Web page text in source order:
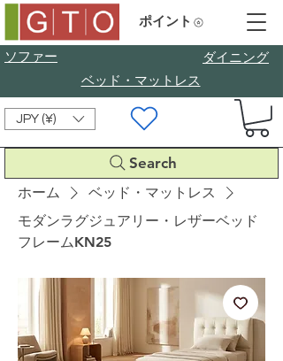
ソファー
​ダイニング
ベッド・マットレス
JPY (¥)
Search
ポイント
ホーム
ベッド・マットレス
モダンラグジュアリー・レザーベッド
フレームKN25